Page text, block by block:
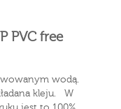
PVC free
wodą.
kleju. W